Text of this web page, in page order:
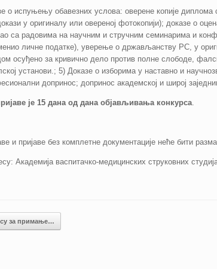
о испуњењу обавезних услова: оверене копије
у оригиналу или овереној фотокопији); доказе о
са радовима на научним и стручним семинарима и
личне податке), уверење о држављанству РС, у
осуђено за кривично дело против полне слободе,
установи.; 5) Доказе о изборима у наставно и
допринос; допринос академској и широј
је 15 дана од дана објављивања конкурса
и пријаве без комплетне документације неће бити
Академија васпитачко-медицинских струковних
за примање…